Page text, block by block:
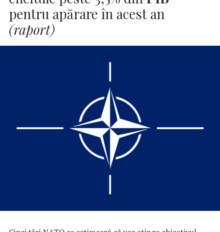
pentru apărare în acest an
(raport)